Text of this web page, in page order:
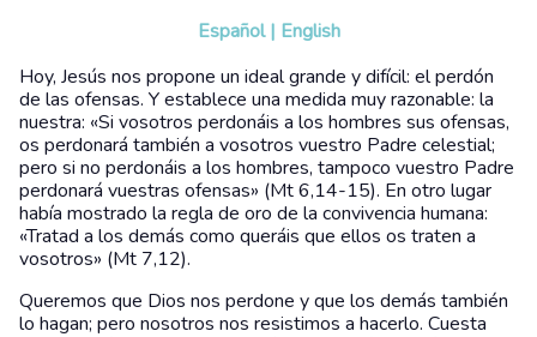
Español | English
Hoy, Jesús nos propone un ideal grande y difícil: el perdón
de las ofensas. Y establece una medida muy razonable: la
nuestra: «Si vosotros perdonáis a los hombres sus ofensas,
os perdonará también a vosotros vuestro Padre celestial;
pero si no perdonáis a los hombres, tampoco vuestro Padre
perdonará vuestras ofensas» (Mt 6,14-15). En otro lugar
había mostrado la regla de oro de la convivencia humana:
«Tratad a los demás como queráis que ellos os traten a
vosotros» (Mt 7,12).
Queremos que Dios nos perdone y que los demás también
lo hagan; pero nosotros nos resistimos a hacerlo. Cuesta